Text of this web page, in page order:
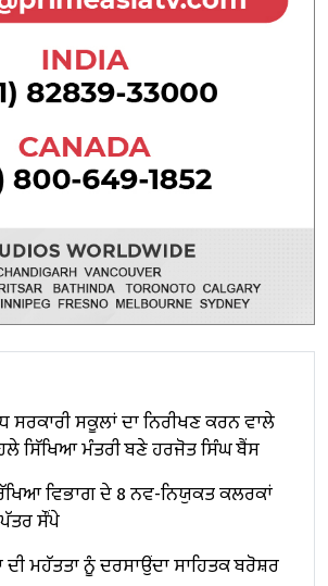
ਸਰਕਾਰੀ ਸਕੂਲਾਂ ਦਾ ਨਿਰੀਖਣ ਕਰਨ ਵਾਲੇ
ਸਿੱਖਿਆ ਮੰਤਰੀ ਬਣੇ ਹਰਜੋਤ ਸਿੰਘ ਬੈਂਸ
ਵਿਭਾਗ ਦੇ 8 ਨਵ-ਨਿਯੁਕਤ ਕਲਰਕਾਂ
ਸੌਂਪੇ
ਦੀ ਮਹੱਤਤਾ ਨੂੰ ਦਰਸਾਉਂਦਾ ਸਾਹਿਤਕ ਬਰੋਸ਼ਰ